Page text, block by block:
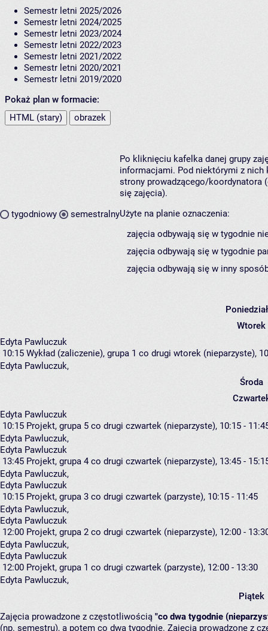
Semestr letni 2025/2026
Semestr letni 2024/2025
Semestr letni 2023/2024
Semestr letni 2022/2023
Semestr letni 2021/2022
Semestr letni 2020/2021
Semestr letni 2019/2020
Pokaż plan w formacie:
HTML (stary)
obrazek
tygodniowy semestralny
Po kliknięciu kafelka danej grupy
informacjami. Pod niektórymi z nich
strony prowadzącego/koordynatora
się zajęcia).
Użyte na planie oznaczenia:
zajęcia odbywają się w tygodnie
zajęcia odbywają się w tygodnie
zajęcia odbywają się w inny
Wtorek
Edyta Pawluczuk
10:15 Wykład (zaliczenie), grupa 1 co drugi wtorek (nieparzyste),
Edyta Pawluczuk,
Środa
Edyta Pawluczuk
10:15 Projekt, grupa 5 co drugi czwartek (nieparzyste), 10:15 -
Edyta Pawluczuk,
Edyta Pawluczuk
13:45 Projekt, grupa 4 co drugi czwartek (nieparzyste), 13:45 -
Edyta Pawluczuk,
Edyta Pawluczuk
10:15 Projekt, grupa 3 co drugi czwartek (parzyste), 10:15 - 11:45
Edyta Pawluczuk,
Edyta Pawluczuk
12:00 Projekt, grupa 2 co drugi czwartek (nieparzyste), 12:00 -
Edyta Pawluczuk,
Edyta Pawluczuk
12:00 Projekt, grupa 1 co drugi czwartek (parzyste), 12:00 - 13:30
Edyta Pawluczuk,
Piątek
Zajęcia prowadzone z częstotliwością "co dwa tygodnie
(np. semestru), a potem co dwa tygodnie. Zajęcia prowadzone z